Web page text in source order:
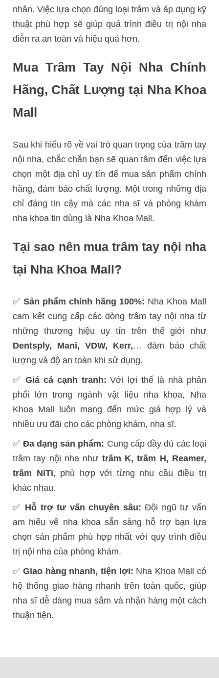
nhân. Việc lựa chọn đúng loại trâm và áp dụng kỹ
thuật phù hợp sẽ giúp quá trình điều trị nội nha
diễn ra an toàn và hiệu quả hơn.
Mua Trâm Tay Nội Nha Chính
Hãng, Chất Lượng tại Nha Khoa
Mall
Sau khi hiểu rõ về vai trò quan trọng của trâm tay
nội nha, chắc chắn bạn sẽ quan tâm đến việc lựa
chọn một địa chỉ uy tín để mua sản phẩm chính
hãng, đảm bảo chất lượng. Một trong những địa
chỉ đáng tin cậy mà các nha sĩ và phòng khám
nha khoa tin dùng là Nha Khoa Mall.
Tại sao nên mua trâm tay nội nha
tại Nha Khoa Mall?
✅ Sản phẩm chính hãng 100%: Nha Khoa Mall
cam kết cung cấp các dòng trâm tay nội nha từ
những thương hiệu uy tín trên thế giới như
Dentsply, Mani, VDW, Kerr,… đảm bảo chất
lượng và độ an toàn khi sử dụng.
✅ Giá cả cạnh tranh: Với lợi thế là nhà phân
phối lớn trong ngành vật liệu nha khoa, Nha
Khoa Mall luôn mang đến mức giá hợp lý và
nhiều ưu đãi cho các phòng khám, nha sĩ.
✅ Đa dạng sản phẩm: Cung cấp đầy đủ các loại
trâm tay nội nha như trâm K, trâm H, Reamer,
trâm NiTi, phù hợp với từng nhu cầu điều trị
khác nhau.
✅ Hỗ trợ tư vấn chuyên sâu: Đội ngũ tư vấn
am hiểu về nha khoa sẵn sàng hỗ trợ bạn lựa
chọn sản phẩm phù hợp nhất với quy trình điều
trị nội nha của phòng khám.
✅Giao hàng nhanh, tiện lợi: Nha Khoa Mall có
hệ thống giao hàng nhanh trên toàn quốc, giúp
nha sĩ dễ dàng mua sắm và nhận hàng một cách
thuận tiện.